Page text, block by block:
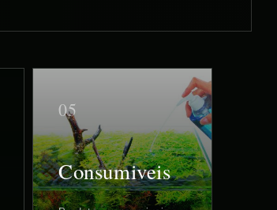
05
Consumiveis